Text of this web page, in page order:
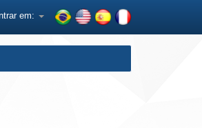
em: